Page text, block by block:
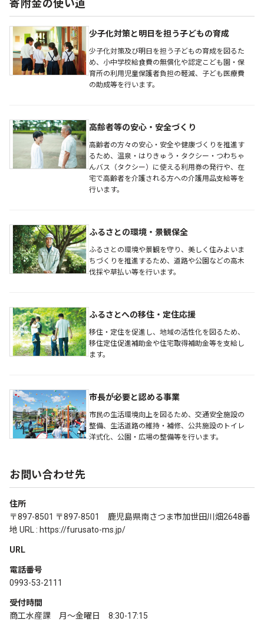
寄附金の使い道
少子化対策と明日を担う子どもの育成
少子化対策及び明日を担う子どもの育成を図るた
め、小中学校給食費の無償化や認定こども園・保
育所の利用児童保護者負担の軽減、子ども医療費
の助成等を行います。
高齢者等の安心・安全づくり
高齢者の方々の安心・安全や健康づくりを推進す
るため、温泉・はりきゅう・タクシー・つわちゃ
んバス（タクシー）に使える利用券の発行や、在
宅で高齢者を介護される方への介護用品支給等を
行います。
ふるさとの環境・景観保全
ふるさとの環境や景観を守り、美しく住みよいま
ちづくりを推進するため、道路や公園などの高木
伐採や草払い等を行います。
ふるさとへの移住・定住応援
移住・定住を促進し、地域の活性化を図るため、
移住定住促進補助金や住宅取得補助金等を支給し
ます。
市長が必要と認める事業
市民の生活環境向上を図るため、交通安全施設の
整備、生活道路の維持・補修、公共施設のトイレ
洋式化、公園・広場の整備等を行います。
お問い合わせ先
住所
〒897-8501 〒897-8501 鹿児島県南さつま市加世田川畑2648番
地 URL : https://furusato-ms.jp/
URL
電話番号
0993-53-2111
受付時間
商工水産課 月～金曜日 8:30-17:15